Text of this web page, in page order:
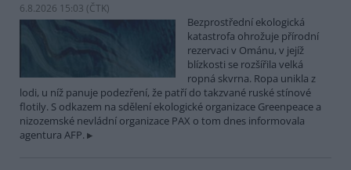
6.8.2026 15:03 (ČTK)
Bezprostřední ekologická
katastrofa ohrožuje přírodní
rezervaci v Ománu, v jejíž
blízkosti se rozšířila velká
ropná skvrna. Ropa unikla z
lodi, u níž panuje podezření, že patří do takzvané ruské stínové
flotily. S odkazem na sdělení ekologické organizace Greenpeace a
nizozemské nevládní organizace PAX o tom dnes informovala
agentura AFP.